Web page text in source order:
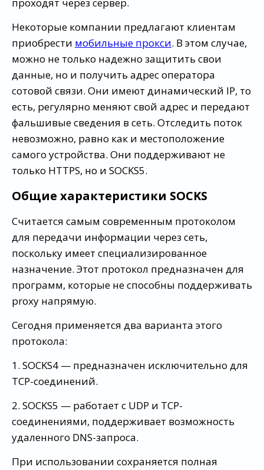
Некоторые компании предлагают клиентам
приобрести мобильные прокси. В этом случае,
можно не только надежно защитить свои
данные, но и получить адрес оператора
сотовой связи. Они имеют динамический IP, то
есть, регулярно меняют свой адрес и передают
фальшивые сведения в сеть. Отследить поток
невозможно, равно как и местоположение
самого устройства. Они поддерживают не
только HTTPS, но и SOCKS5.
Общие характеристики SOCKS
Считается самым современным протоколом
для передачи информации через сеть,
поскольку имеет специализированное
назначение. Этот протокол предназначен для
программ, которые не способны поддерживать
proxy напрямую.
Сегодня применяется два варианта этого
протокола:
1. SOCKS4 — предназначен исключительно для
TCP-соединений.
2. SOCKS5 — работает с UDP и TCP-
соединениями, поддерживает возможность
удаленного DNS-запроса.
При использовании сохраняется полная